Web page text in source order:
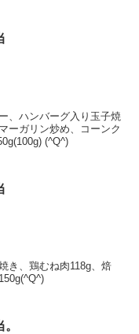
、ハンバーグ入り玉子焼
ーガリン炒め、コーンク
(^Q^)
き、鶏むね肉118g、焙